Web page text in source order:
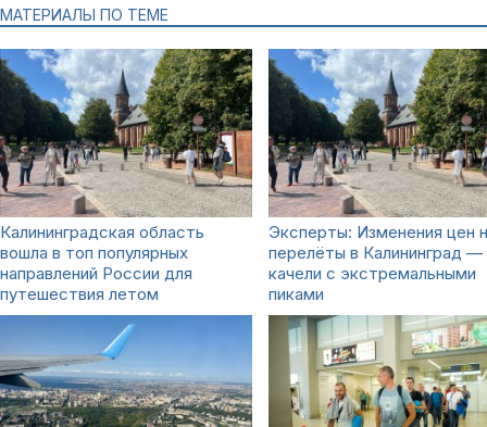
МАТЕРИАЛЫ ПО ТЕМЕ
Калининградская область
вошла в топ популярных
направлений России для
путешествия летом
Эксперты: Изменения цен
перелёты в Калининград —
качели с экстремальными
пиками